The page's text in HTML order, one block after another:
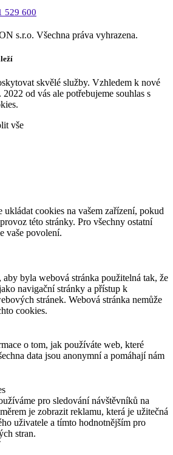
529 600
s.r.o. Všechna práva vyhrazena.
skvělé služby. Vzhledem k nové
od vás ale potřebujeme souhlas s
vše
ukládat cookies na vašem zařízení, pokud
této stránky. Pro všechny ostatní
vaše povolení.
byla webová stránka použitelná tak, že
navigační stránky a přístup k
stránek. Webová stránka nemůže
cookies.
o tom, jak používáte web, které
data jsou anonymní a pomáhají nám
pro sledování návštěvníků na
je zobrazit reklamu, která je užitečná
uživatele a tímto hodnotnějším pro
stran.